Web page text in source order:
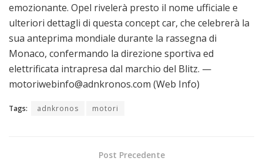
emozionante. Opel rivelerà presto il nome ufficiale e
ulteriori dettagli di questa concept car, che celebrerà la
sua anteprima mondiale durante la rassegna di
Monaco, confermando la direzione sportiva ed
elettrificata intrapresa dal marchio del Blitz. —
motoriwebinfo@adnkronos.com (Web Info)
Tags: adnkronos motori
Post Precedente